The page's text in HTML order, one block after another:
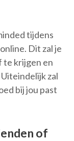
tijdens
Dit zal je
te krijgen en
zal
bij jou past
of